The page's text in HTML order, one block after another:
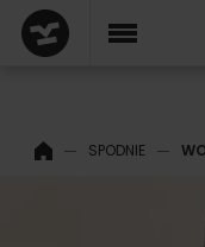
SPODNIE